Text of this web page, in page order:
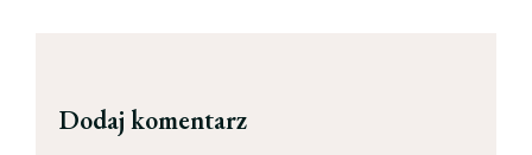
Dodaj komentarz